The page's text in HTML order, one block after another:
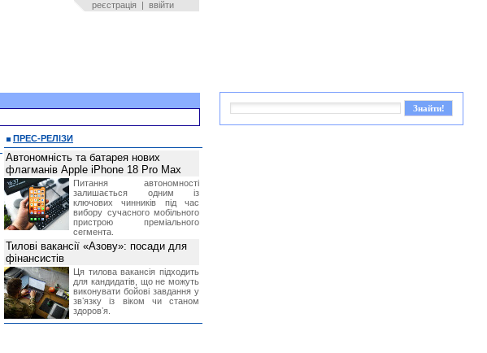
реєстрація | ввійти
ПРЕС-РЕЛІЗИ
Автономність та батарея нових
флагманів Apple iPhone 18 Pro Max
Питання автономності
залишається одним із
ключових чинників під час
вибору сучасного мобільного
пристрою преміального
сегмента.
Тилові вакансії «Азову»: посади для
фінансистів
Ця тилова вакансія підходить
для кандидатів, що не можуть
виконувати бойові завдання у
звʼязку із віком чи станом
здоровʼя.